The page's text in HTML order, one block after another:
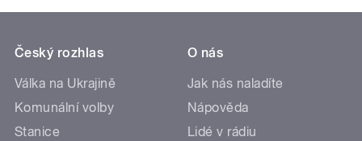
Český rozhlas
Válka na Ukrajině
Komunální volby
Stanice
O nás
Jak nás naladíte
Nápověda
Lidé v rádiu